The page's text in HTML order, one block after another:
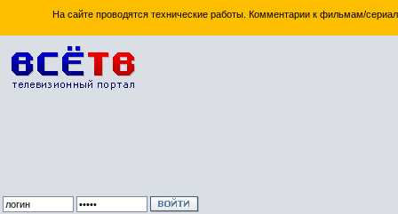
На сайте проводятся технические работы. Комментарии к фильмам/